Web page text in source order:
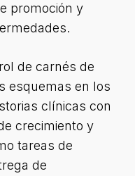
promoción y
de carnés de
esquemas en los
clínicas con
crecimiento y
tareas de
de